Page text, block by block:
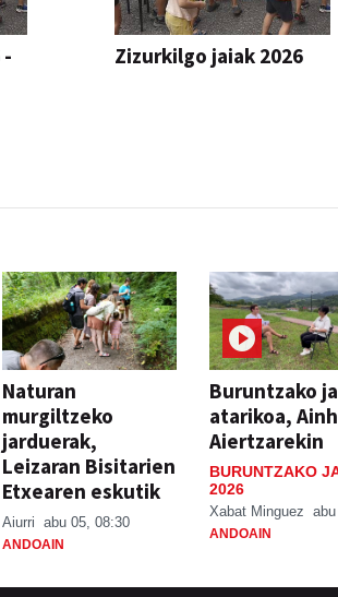
Zizurkilgo jaiak 2026
Naturan
murgiltzeko
jarduerak,
Leizaran Bisitarien
Etxearen eskutik
Aiurri abu 05, 08:30
ANDOAIN
Buruntzako
atarikoa,
Aiertzarekin
BURUNTZAKO
2026
Xabat Minguez
ANDOAIN